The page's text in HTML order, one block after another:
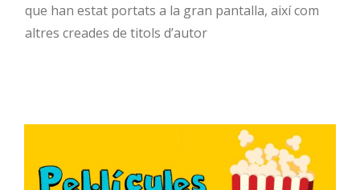
que han estat portats a la gran pantalla, així com
altres creades de titols d’autor